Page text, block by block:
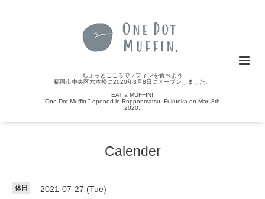
ちょっとここらでマフィンを食べよう
福岡市中央区六本松に2020年3月8日にオープンしました。
EAT a MUFFIN!
"One Dot Muffin." opened in Ropponmatsu, Fukuoka on Mar. 8th,
2020.
Calender
休日 2021-07-27 (Tue)